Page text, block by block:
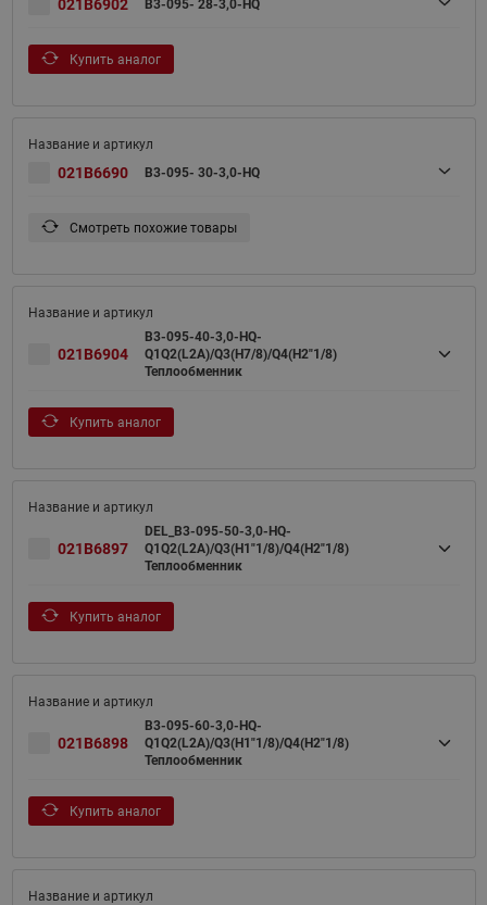
021B6902 B3-095- 28-3,0-HQ
Купить аналог
021B6690 B3-095- 30-3,0-HQ
Смотреть похожие товары
021B6904
B3-095-40-3,0-HQ-
Q1Q2(L2A)/Q3(H7/8)/Q4(H2"1/8)
Теплообменник
Купить аналог
021B6897
DEL_B3-095-50-3,0-HQ-
Q1Q2(L2A)/Q3(H1"1/8)/Q4(H2"1/8)
Теплообменник
Купить аналог
021B6898
B3-095-60-3,0-HQ-
Q1Q2(L2A)/Q3(H1"1/8)/Q4(H2"1/8)
Теплообменник
Купить аналог